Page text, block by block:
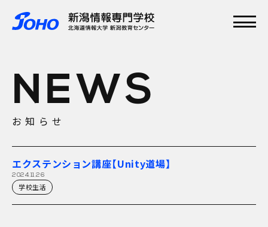
特集
学校紹介
資格実績
入学案内
オープンキャンパス
NEWS
お知らせ
エクステンション講座【Unity道場】
2024.11.26
学校生活